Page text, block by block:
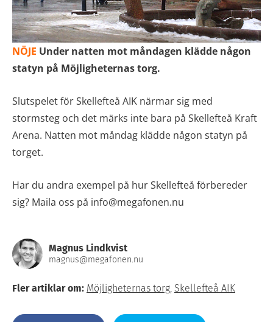
NÖJE Under natten mot måndagen klädde någon
statyn på Möjligheternas torg.
Slutspelet för Skellefteå AIK närmar sig med
stormsteg och det märks inte bara på Skellefteå Kraft
Arena. Natten mot måndag klädde någon statyn på
torget.
Har du andra exempel på hur Skellefteå förbereder
sig? Maila oss på info@megafonen.nu
Magnus Lindkvist
magnus@megafonen.nu
Fler artiklar om: Möjligheternas torg, Skellefteå AIK